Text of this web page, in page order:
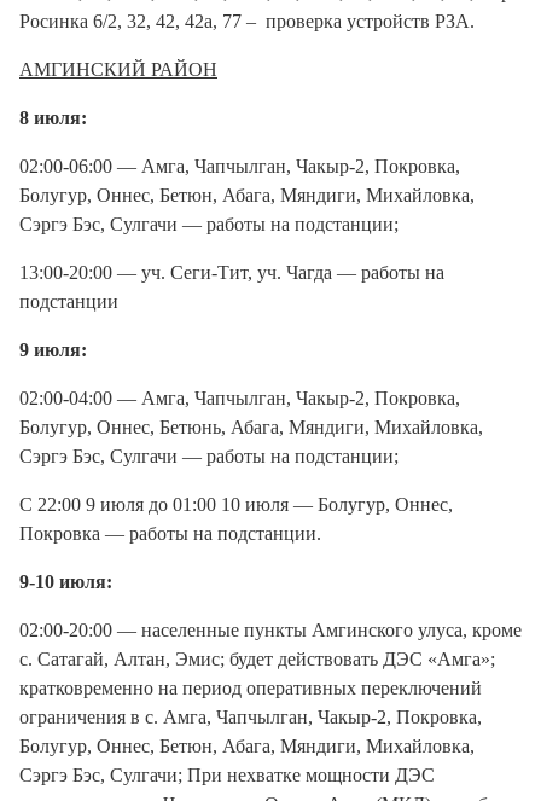
Росинка 6/2, 32, 42, 42а, 77 – проверка устройств РЗА.
АМГИНСКИЙ РАЙОН
8 июля:
02:00-06:00 — Амга, Чапчылган, Чакыр-2, Покровка,
Болугур, Оннес, Бетюн, Абага, Мяндиги, Михайловка,
Сэргэ Бэс, Сулгачи — работы на подстанции;
13:00-20:00 — уч. Сеги-Тит, уч. Чагда — работы на
подстанции
9 июля:
02:00-04:00 — Амга, Чапчылган, Чакыр-2, Покровка,
Болугур, Оннес, Бетюнь, Абага, Мяндиги, Михайловка,
Сэргэ Бэс, Сулгачи — работы на подстанции;
С 22:00 9 июля до 01:00 10 июля — Болугур, Оннес,
Покровка — работы на подстанции.
9-10 июля:
02:00-20:00 — населенные пункты Амгинского улуса, кроме
с. Сатагай, Алтан, Эмис; будет действовать ДЭС «Амга»;
кратковременно на период оперативных переключений
ограничения в с. Амга, Чапчылган, Чакыр-2, Покровка,
Болугур, Оннес, Бетюн, Абага, Мяндиги, Михайловка,
Сэргэ Бэс, Сулгачи; При нехватке мощности ДЭС